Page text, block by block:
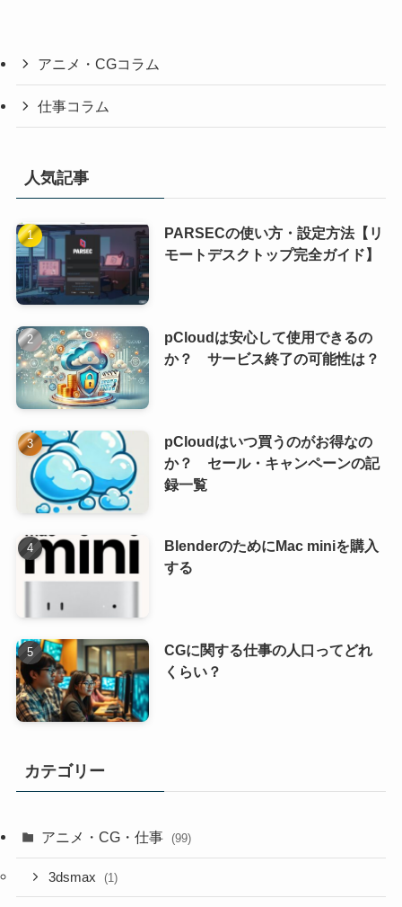
アニメ・CGコラム
仕事コラム
人気記事
PARSECの使い方・設定方法【リ
モートデスクトップ完全ガイド】
pCloudは安心して使用できるの
か？ サービス終了の可能性は？
pCloudはいつ買うのがお得なの
か？ セール・キャンペーンの記
録一覧
BlenderのためにMac miniを購入
する
CGに関する仕事の人口ってどれ
くらい？
カテゴリー
アニメ・CG・仕事 (99)
3dsmax (1)